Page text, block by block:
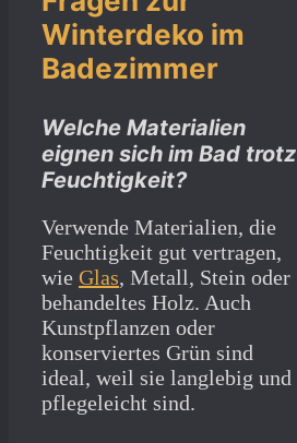
Winterdeko im
Badezimmer
Welche Materialien
eignen sich im Bad trotz
Feuchtigkeit?
Verwende Materialien, die
Feuchtigkeit gut vertragen,
wie Glas, Metall, Stein oder
behandeltes Holz. Auch
Kunstpflanzen oder
konserviertes Grün sind
ideal, weil sie langlebig und
pflegeleicht sind.